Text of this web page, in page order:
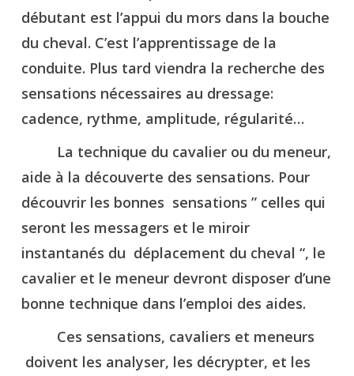
débutant est l’appui du mors dans la bouche
du cheval. C’est l’apprentissage de la
conduite. Plus tard viendra la recherche des
sensations nécessaires au dressage:
cadence, rythme, amplitude, régularité…
La technique du cavalier ou du meneur,
aide à la découverte des sensations. Pour
découvrir les bonnes sensations ” celles qui
seront les messagers et le miroir
instantanés du déplacement du cheval “, le
cavalier et le meneur devront disposer d’une
bonne technique dans l’emploi des aides.
Ces sensations, cavaliers et meneurs
doivent les analyser, les décrypter, et les